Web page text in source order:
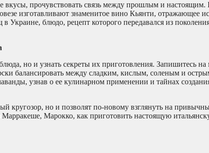
прочувствовать связь между прошлым и настоящим.
изготавливают знаменитое вино Кьянти, отражающее
блюдо, рецепт которого передавался из
но и узнать секреты их приготовления. Запишитесь на
балансировать между сладким, кислым, соленым и
узнав о ее кулинарном применении и тайнах
кругозор, но и позволят по-новому взглянуть на
Марокко, как приготовить настоящую